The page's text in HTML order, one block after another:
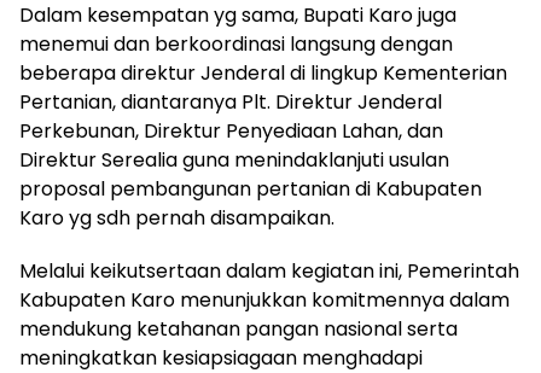
Dalam kesempatan yg sama, Bupati Karo juga
menemui dan berkoordinasi langsung dengan
beberapa direktur Jenderal di lingkup Kementerian
Pertanian, diantaranya Plt. Direktur Jenderal
Perkebunan, Direktur Penyediaan Lahan, dan
Direktur Serealia guna menindaklanjuti usulan
proposal pembangunan pertanian di Kabupaten
Karo yg sdh pernah disampaikan.
Melalui keikutsertaan dalam kegiatan ini, Pemerintah
Kabupaten Karo menunjukkan komitmennya dalam
mendukung ketahanan pangan nasional serta
meningkatkan kesiapsiagaan menghadapi